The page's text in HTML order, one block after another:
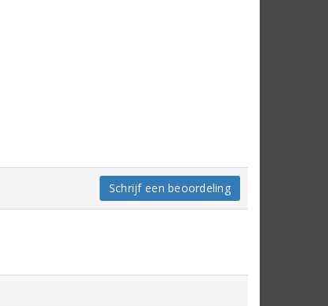
Schrijf een beoordeling